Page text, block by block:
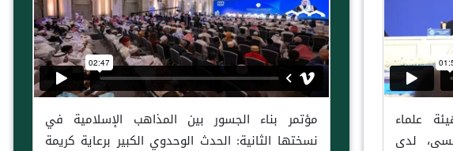
علماء
لدى
مؤتمر بناء الجسور بين المذاهب الإسلامية في
نسختها الثانية: الحدث الوحدوي الكبير برعاية كريمة